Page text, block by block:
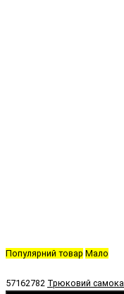
Популярний товар Мало
57162782 Трюковий